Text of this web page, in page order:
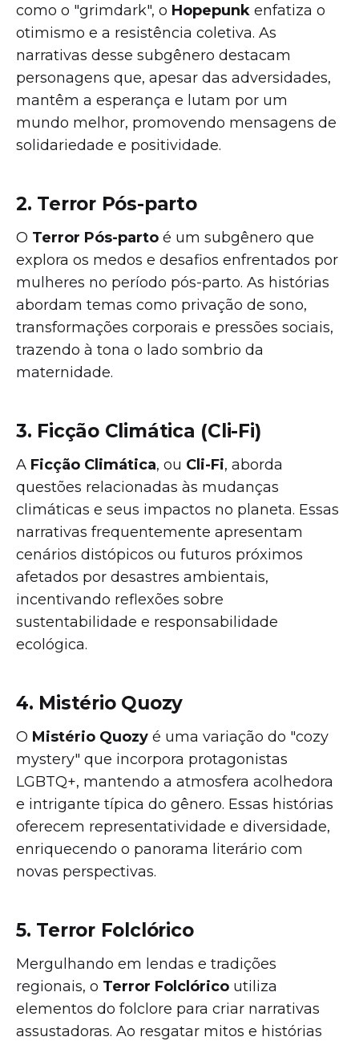
como o "grimdark", o Hopepunk enfatiza o
otimismo e a resistência coletiva. As
narrativas desse subgênero destacam
personagens que, apesar das adversidades,
mantêm a esperança e lutam por um
mundo melhor, promovendo mensagens de
solidariedade e positividade.
2. Terror Pós-parto
O Terror Pós-parto é um subgênero que
explora os medos e desafios enfrentados por
mulheres no período pós-parto. As histórias
abordam temas como privação de sono,
transformações corporais e pressões sociais,
trazendo à tona o lado sombrio da
maternidade.
3. Ficção Climática (Cli-Fi)
A Ficção Climática, ou Cli-Fi, aborda
questões relacionadas às mudanças
climáticas e seus impactos no planeta. Essas
narrativas frequentemente apresentam
cenários distópicos ou futuros próximos
afetados por desastres ambientais,
incentivando reflexões sobre
sustentabilidade e responsabilidade
ecológica.
4. Mistério Quozy
O Mistério Quozy é uma variação do "cozy
mystery" que incorpora protagonistas
LGBTQ+, mantendo a atmosfera acolhedora
e intrigante típica do gênero. Essas histórias
oferecem representatividade e diversidade,
enriquecendo o panorama literário com
novas perspectivas.
5. Terror Folclórico
Mergulhando em lendas e tradições
regionais, o Terror Folclórico utiliza
elementos do folclore para criar narrativas
assustadoras. Ao resgatar mitos e histórias